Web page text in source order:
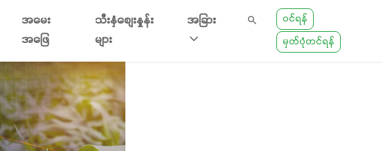
အမေး
အဖြေ
သီးနှံစျေးနှုန်း
များ
အခြား
ဝင်ရန်
မှတ်ပုံတင်ရန်